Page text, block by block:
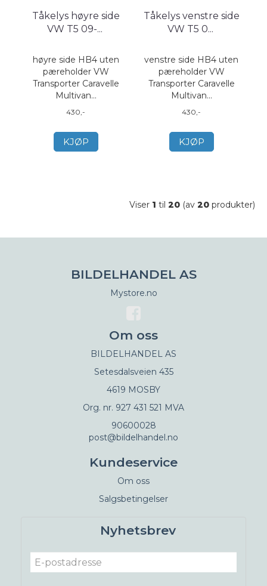
Tåkelys høyre side
VW T5 09-...
høyre side HB4 uten
pæreholder VW
Transporter Caravelle
Multivan...
430,-
KJØP
Tåkelys venstre side
VW T5 0...
venstre side HB4 uten
pæreholder VW
Transporter Caravelle
Multivan...
430,-
KJØP
Viser 1 til 20 (av 20 produkter)
BILDELHANDEL AS
Mystore.no
Om oss
BILDELHANDEL AS
Setesdalsveien 435
4619 MOSBY
Org. nr. 927 431 521 MVA
90600028
post@bildelhandel.no
Kundeservice
Om oss
Salgsbetingelser
Nyhetsbrev